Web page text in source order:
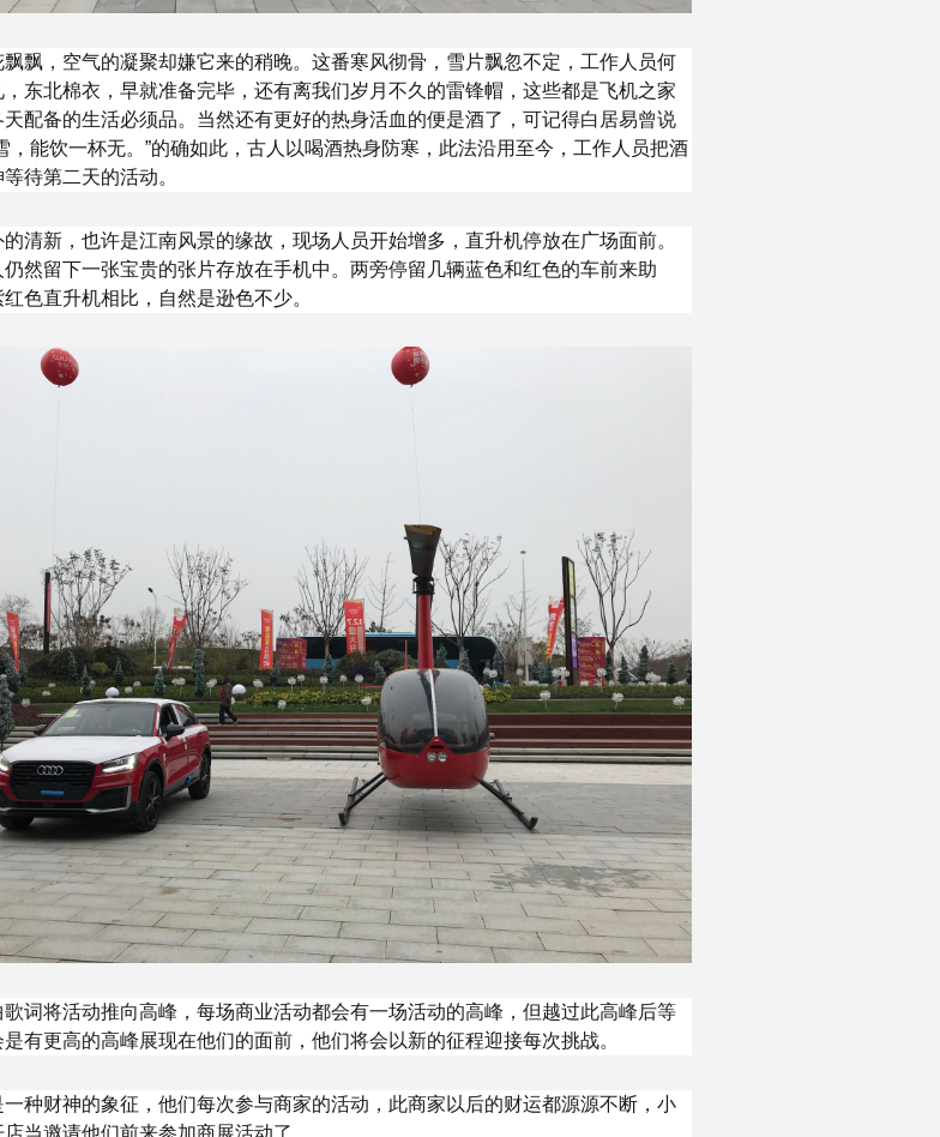
飘，空气的凝聚却嫌它来的稍晚。这番寒风彻骨，雪片飘忽不定，工作人员何
，东北棉衣，早就准备完毕，还有离我们岁月不久的雷锋帽，这些都是飞机之家
配备的生活必须品。当然还有更好的热身活血的便是酒了，可记得白居易曾说
，能饮一杯无。”的确如此，古人以喝酒热身防寒，此法沿用至今，工作人员把酒
待第二天的活动。
清新，也许是江南风景的缘故，现场人员开始增多，直升机停放在广场面前。
然留下一张宝贵的张片存放在手机中。两旁停留几辆蓝色和红色的车前来助
色直升机相比，自然是逊色不少。
歌词将活动推向高峰，每场商业活动都会有一场活动的高峰，但越过此高峰后等
有更高的高峰展现在他们的面前，他们将会以新的征程迎接每次挑战。
种财神的象征，他们每次参与商家的活动，此商家以后的财运都源源不断，小
当邀请他们前来参加商展活动了。